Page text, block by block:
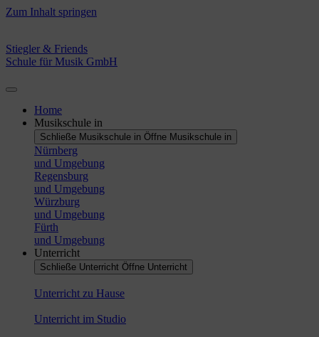
Zum Inhalt springen
Stiegler & Friends
Schule für Musik GmbH
Home
Musikschule in
Schließe Musikschule in Öffne Musikschule in
Nürnberg
und Umgebung
Regensburg
und Umgebung
Würzburg
und Umgebung
Fürth
und Umgebung
Unterricht
Schließe Unterricht Öffne Unterricht
Unterricht zu Hause
Unterricht im Studio